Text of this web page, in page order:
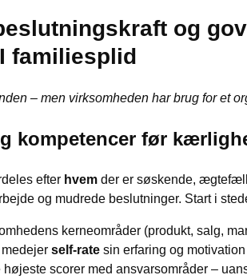
og
familiesplid
– men virksomheden har brug for et
kompetencer før
efter hvem der er søskende,
og mudrede beslutninger. Start i
kerneområder (produkt, salg,
medejer self-rate sin erfaring og
højeste scorer med ansvarsområder –